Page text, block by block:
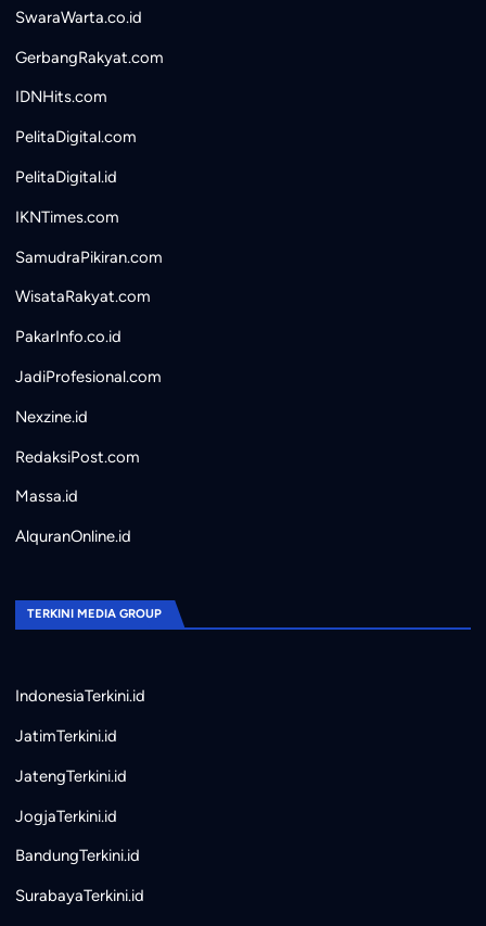
SwaraWarta.co.id
GerbangRakyat.com
IDNHits.com
PelitaDigital.com
PelitaDigital.id
IKNTimes.com
SamudraPikiran.com
WisataRakyat.com
PakarInfo.co.id
JadiProfesional.com
Nexzine.id
RedaksiPost.com
Massa.id
AlquranOnline.id
TERKINI MEDIA GROUP
IndonesiaTerkini.id
JatimTerkini.id
JatengTerkini.id
JogjaTerkini.id
BandungTerkini.id
SurabayaTerkini.id